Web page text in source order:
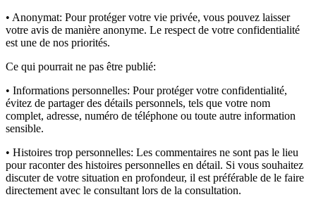
• Anonymat: Pour protéger votre vie privée, vous pouvez laisser
votre avis de manière anonyme. Le respect de votre confidentialité
est une de nos priorités.
Ce qui pourrait ne pas être publié:
• Informations personnelles: Pour protéger votre confidentialité,
évitez de partager des détails personnels, tels que votre nom
complet, adresse, numéro de téléphone ou toute autre information
sensible.
• Histoires trop personnelles: Les commentaires ne sont pas le lieu
pour raconter des histoires personnelles en détail. Si vous souhaitez
discuter de votre situation en profondeur, il est préférable de le faire
directement avec le consultant lors de la consultation.